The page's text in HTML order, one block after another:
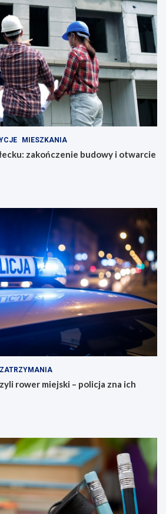
MIESZKANIA
zakończenie budowy i otwarcie
ZATRZYMANIA
rower miejski – policja zna ich